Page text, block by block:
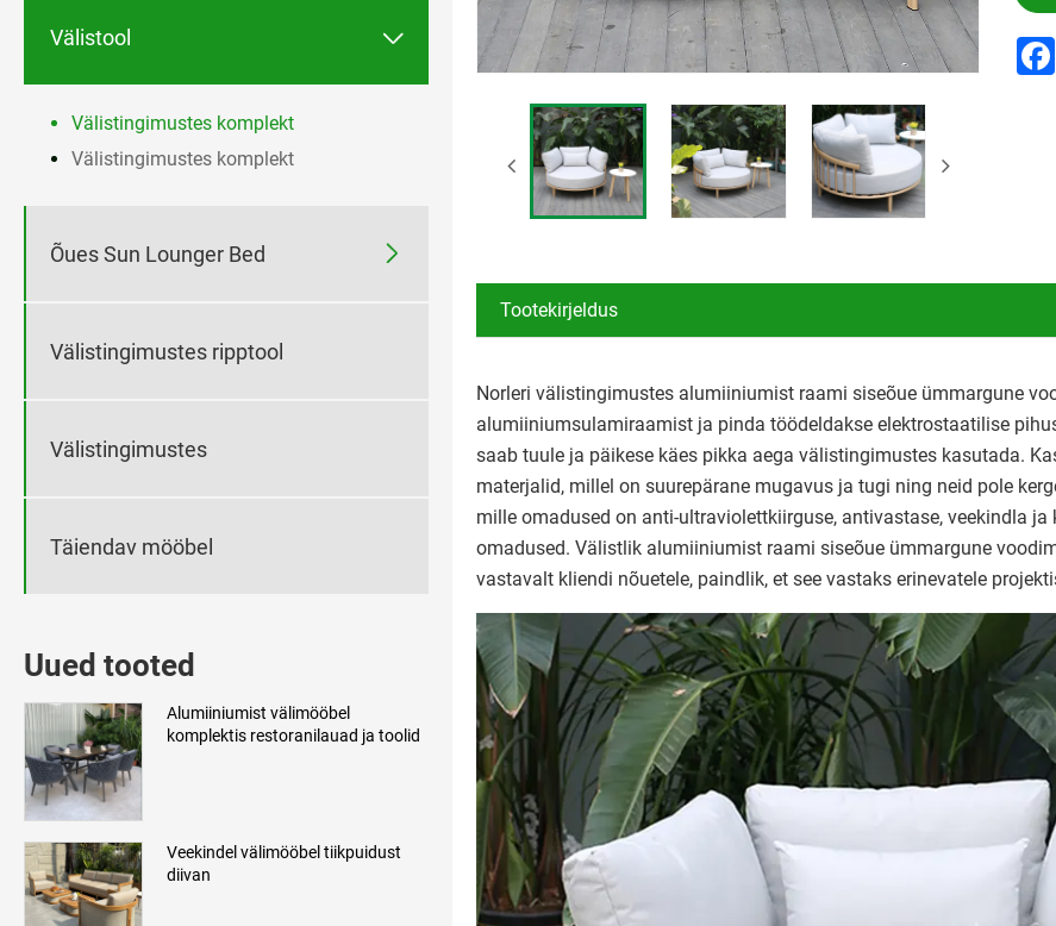
Välistool 
Välistingimustes komplekt
Välistingimustes komplekt
Õues Sun Lounger Bed 
Välistingimustes ripptool
Välistingimustes
Täiendav mööbel
Uued tooted
Alumiiniumist välimööbel
komplektis restoranilauad ja toolid
Veekindel välimööbel tiikpuidust
diivan
Tootekirjeldus
Norleri välistingimustes alumiiniumist raami siseõue ümmargune
alumiiniumsulamiraamist ja pinda töödeldakse elektrostaatilise
saab tuule ja päikese käes pikka aega välistingimustes kasutada.
materjalid, millel on suurepärane mugavus ja tugi ning neid pole
mille omadused on anti-ultraviolettkiirguse, antivastase, veekindla
omadused. Välistlik alumiiniumist raami siseõue ümmargune
vastavalt kliendi nõuetele, paindlik, et see vastaks erinevatele